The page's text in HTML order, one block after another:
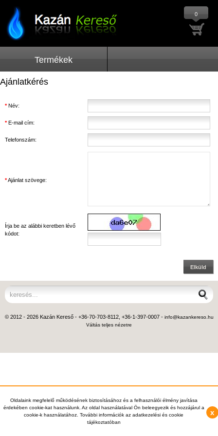
Oldalaink megfelelő működésének biztosításához és a felhasználói élmény javítása
érdekében cookie-kat használunk. Az oldal használatával Ön beleegyezik és hozzájárul a
cookie-k használatához. További információk az adatkezelési és cookie
tájékoztatóban
x
0
Termékek
Ajánlatkérés
*Név:
*E-mail cím:
Telefonszám:
*Ajánlat szövege:
Írja be az alábbi keretben lévő
kódot:
Elküld
© 2012 - 2026 Kazán Kereső - +36-70-703-8112, +36-1-397-0007 - info@kazankereso.hu
Váltás teljes nézetre